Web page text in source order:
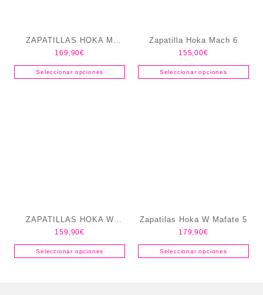
ZAPATILLAS HOKA M
BONDI 9 HOMBRE
169,90€
Seleccionar opciones
Zapatilla Hoka Mach 6
155,00€
Seleccionar opciones
ZAPATILLAS HOKA W
SPEEDGOAT 7
159,90€
Seleccionar opciones
Zapatilas Hoka W Mafate 5
179,90€
Seleccionar opciones